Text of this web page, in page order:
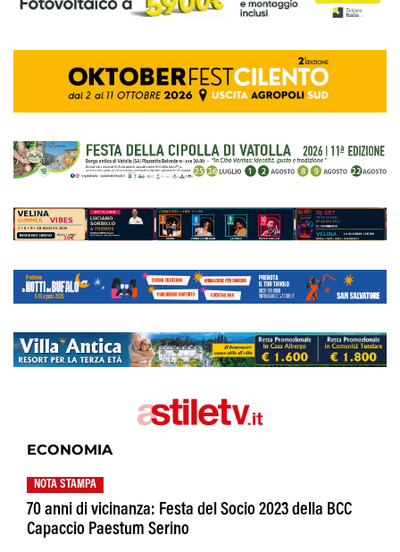
ECONOMIA
NOTA STAMPA
70 anni di vicinanza: Festa del Socio 2023 della BCC
Capaccio Paestum Serino